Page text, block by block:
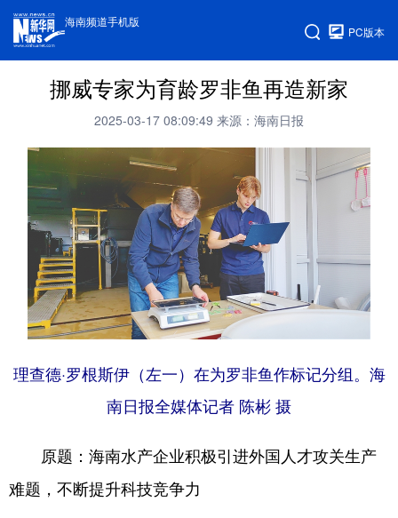
海南频道手机版
PC版本
挪威专家为育龄罗非鱼再造新家
2025-03-17 08:09:49 来源：海南日报
理查德·罗根斯伊（左一）在为罗非鱼作标记分组。海
南日报全媒体记者 陈彬 摄
原题：海南水产企业积极引进外国人才攻关生产
难题，不断提升科技竞争力